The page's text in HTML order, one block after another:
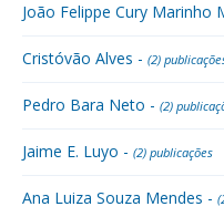
João Felippe Cury Marinho
Cristóvão Alves - (2)
Pedro Bara Neto - (2)
Jaime E. Luyo - (2) publicações
Ana Luiza Souza Mendes -